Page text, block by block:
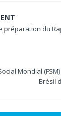
préparation du
Mondial
Brésil